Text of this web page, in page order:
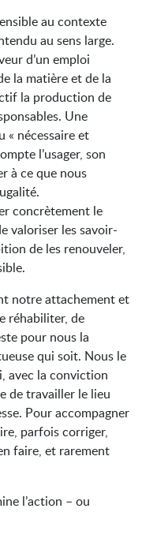
au contexte
au sens large.
d’un emploi
la matière et de la
la production de
Une
« nécessaire et
l’usager, son
à ce que nous
concrètement le
valoriser les savoir-
de les renouveler,
notre attachement et
réhabiliter, de
pour nous la
qui soit. Nous le
avec la conviction
de travailler le lieu
Pour accompagner
parfois corriger,
faire, et rarement
l’action – ou